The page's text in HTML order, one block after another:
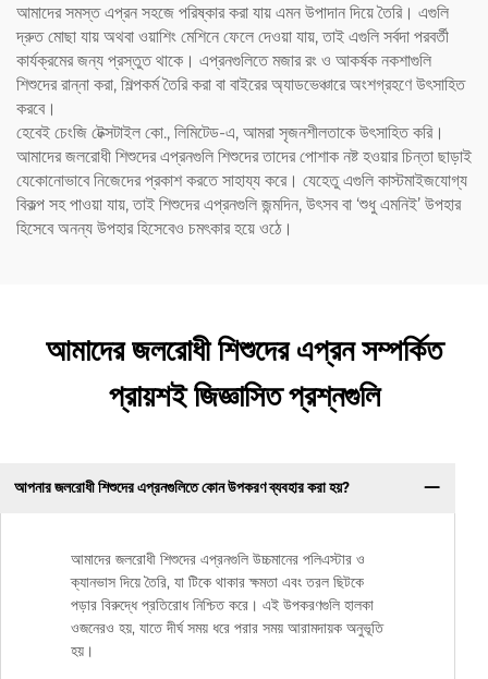
আমাদের সমস্ত এপ্রন সহজে পরিষ্কার করা যায় এমন উপাদান দিয়ে তৈরি। এগুলি
দ্রুত মোছা যায় অথবা ওয়াশিং মেশিনে ফেলে দেওয়া যায়, তাই এগুলি সর্বদা পরবর্তী
কার্যক্রমের জন্য প্রস্তুত থাকে। এপ্রনগুলিতে মজার রং ও আকর্ষক নকশাগুলি
শিশুদের রান্না করা, শিল্পকর্ম তৈরি করা বা বাইরের অ্যাডভেঞ্চারে অংশগ্রহণে উৎসাহিত
করবে।
হেবেই চেংজি টেক্সটাইল কো., লিমিটেড-এ, আমরা সৃজনশীলতাকে উৎসাহিত করি।
আমাদের জলরোধী শিশুদের এপ্রনগুলি শিশুদের তাদের পোশাক নষ্ট হওয়ার চিন্তা ছাড়াই
যেকোনোভাবে নিজেদের প্রকাশ করতে সাহায্য করে। যেহেতু এগুলি কাস্টমাইজযোগ্য
বিকল্প সহ পাওয়া যায়, তাই শিশুদের এপ্রনগুলি জন্মদিন, উৎসব বা ‘শুধু এমনিই’ উপহার
হিসেবে অনন্য উপহার হিসেবেও চমৎকার হয়ে ওঠে।
আমাদের জলরোধী শিশুদের এপ্রন সম্পর্কিত
প্রায়শই জিজ্ঞাসিত প্রশ্নগুলি
আপনার জলরোধী শিশুদের এপ্রনগুলিতে কোন উপকরণ ব্যবহার করা হয়?
আমাদের জলরোধী শিশুদের এপ্রনগুলি উচ্চমানের পলিএস্টার ও
ক্যানভাস দিয়ে তৈরি, যা টিকে থাকার ক্ষমতা এবং তরল ছিটকে
পড়ার বিরুদ্ধে প্রতিরোধ নিশ্চিত করে। এই উপকরণগুলি হালকা
ওজনেরও হয়, যাতে দীর্ঘ সময় ধরে পরার সময় আরামদায়ক অনুভূতি
হয়।